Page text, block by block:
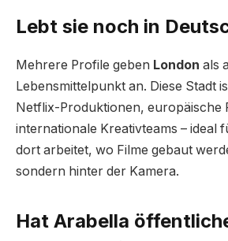
Lebt sie noch in
Mehrere Profile geben London als
Lebensmittelpunkt an. Diese Stadt
Netflix-Produktionen, europäische
internationale Kreativteams – ideal
dort arbeitet, wo Filme gebaut
sondern hinter der Kamera.
Hat Arabella